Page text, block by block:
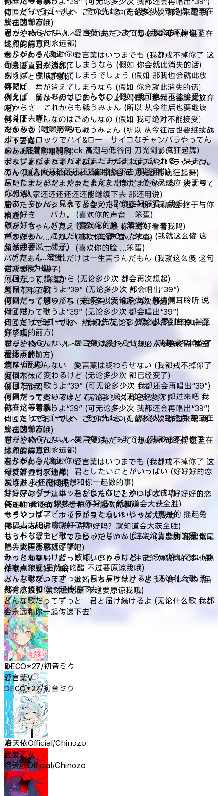
きっと1からゴールへ その先だって (想必从1到终点 甚至在
终点的前方)
君がやめらんない 愛言葉はいつまでも (我都戒不掉你了
这句爱语直到永远都)
ありがとう (谢谢你)
例えば 君が消えてしまうなら (假如 你会就此消失的话)
例えば 僕はやめてしまうでしょう (假如 那我也会就此放
弃吧)
例えば そんなのはごめんなの (假如 我可绝对不能接受)
だからさ これからも戦うみょん (所以 从今往后也要继续
战斗下去喵)
ああああ (啊啊啊啊)
ポップとロックでハイ&ロー サイコなチャンバラやってん
のん (随着Pop和Rock 高潮与低谷间 刀光剑影疯狂起舞)
あたしまだまだまだまだまだまだまだまだやれる 決まっ
てんの (人家还还还还还还能继续下去 那还用说)
届いたテレパシ やっと会えた (传出一份心灵感应 终于与
你相遇)
やあ ちゃんと見えてるかい (喂 你在好好看着我吗)
声が好き …バカ。 (喜欢你的声音 …笨蛋)
顔が好き …バカ。 (喜欢你的脸 …笨蛋)
バカだもん これだけは一生言うんだもん (我就这么傻 这
句话我要说一辈子)
…バカ。 (…笨蛋)
君が (因为你)
何回だって想うから (无论多少次 都会再次想起)
何回だって歌うよ“39” (无论多少次 都会唱出“39”)
何回だって聴いてね 約束ね (无论多少次 都请侧耳聆听 说
好了哦)
きっと1からゴールへ その先だって (想必从零到终点 甚至
在终点的前方)
君がやめらんない 愛言葉は終わらせない (我都戒不掉你了
爱语不休)
僕は (而我)
何回だって変わるけど (无论多少次 都已经变了)
何回だって歌うよ“39” (可无论多少次 我都还会再唱出“39”)
何回だっておいでよ ここにいる (无论多少次 都过来吧 我
就在这等着哦)
きっと1からゴールへ その先だって (想必从1到终点 甚至在
终点的前方)
君がやめらんない 愛言葉はいつまでも (我都戒不掉你了
这句爱语直到永远都)
ありがとう (谢谢你)
好好好のラブ連単 君としたいことがいっぱい (好好好的恋
爱连胜 我还有好多想和你一起做的事)
サラマンダー ホットが良くない？やっぱ大成功
(Salamander 炽热一点不好吗？就知道会大获全胜)
もうやっぱアピってラビったらいいじゃん (真是的 摇起兔
尾巴去大胆诱惑就好了吧)
サッドな愛も 歌ったらいいじゃん (注定沦为悲剧的爱 也
唱作歌声不就好了嘛)
みっともないけど 嫉妬しちゃうけど どうか許してね (虽
然有点狼狈 虽然会吃醋 不过要原谅我哦)
どんな歌だってずっと 君と届け続けるよ (无论什么歌 我
都会永远和你一起传递下去)
愛言葉V
DECO*27/初音ミク
武装乙女
洛天依Official/Chinozo
何回だっておいでよ ここにいる (无论多少次 都过来吧 我
就在这等着哦)
きっと1からゴールへ その先だって (想必从1到终点 甚至在
终点的前方)
君がやめらんない 愛言葉はいつまでも (我都戒不掉你了 这
句爱语直到永远都)
ありがとう (谢谢你)
例えば 君が消えてしまうなら (假如 你会就此消失的话)
例えば 僕はやめてしまうでしょう (假如 那我也会就此放弃
吧)
例えば そんなのはごめんなの (假如 我可绝对不能接受)
だからさ これからも戦うみょん (所以 从今往后也要继续战
斗下去喵)
ああああ (啊啊啊啊)
ポップとロックでハイ&ロー サイコなチャンバラやってん
のん (随着Pop和Rock 高潮与低谷间 刀光剑影疯狂起舞)
あたしまだまだまだまだまだまだまだまだやれる 決まって
んの (人家还还还还还还能继续下去 那还用说)
届いたテレパシ やっと会えた (传出一份心灵感应 终于与你
相遇)
やあ ちゃんと見えてるかい (喂 你在好好看着我吗)
声が好き …バカ。 (喜欢你的声音 …笨蛋)
顔が好き …バカ。 (喜欢你的脸 …笨蛋)
バカだもん これだけは一生言うんだもん (我就这么傻 这句
话我要说一辈子)
…バカ。 (…笨蛋)
君が (因为你)
何回だって想うから (无论多少次 都会再次想起)
何回だって歌うよ“39” (无论多少次 都会唱出“39”)
何回だって聴いてね 約束ね (无论多少次 都请侧耳聆听 说
好了哦)
きっと1からゴールへ その先だって (想必从零到终点 甚至
在终点的前方)
君がやめらんない 愛言葉は終わらせない (我都戒不掉你了
爱语不休)
僕は (而我)
何回だって変わるけど (无论多少次 都已经变了)
何回だって歌うよ“39” (可无论多少次 我都还会再唱出“39”)
何回だっておいでよ ここにいる (无论多少次 都过来吧 我
就在这等着哦)
きっと1からゴールへ その先だって (想必从1到终点 甚至在
终点的前方)
君がやめらんない 愛言葉はいつまでも (我都戒不掉你了 这
句爱语直到永远都)
ありがとう (谢谢你)
好好好のラブ連単 君としたいことがいっぱい (好好好的恋
爱连胜 我还有好多想和你一起做的事)
サラマンダー ホットが良くない？やっぱ大成功
(Salamander 炽热一点不好吗？就知道会大获全胜)
もうやっぱアピってラビったらいいじゃん (真是的 摇起兔尾
巴去大胆诱惑就好了吧)
サッドな愛も 歌ったらいいじゃん (注定沦为悲剧的爱 也唱
作歌声不就好了嘛)
みっともないけど 嫉妬しちゃうけど どうか許してね (虽
然有点狼狈 虽然会吃醋 不过要原谅我哦)
どんな歌だってずっと 君と届け続けるよ (无论什么歌 我都
会永远和你一起传递下去)
愛言葉V
DECO*27/初音ミク
武装乙女
洛天依Official/Chinozo